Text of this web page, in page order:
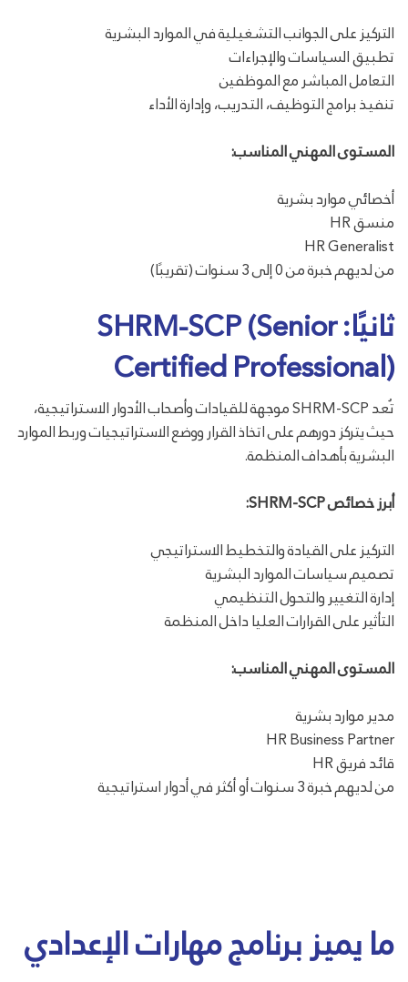
التركيز على الجوانب التشغيلية في الموارد البشرية
تطبيق السياسات والإجراءات
التعامل المباشر مع الموظفين
تنفيذ برامج التوظيف، التدريب، وإدارة الأداء
المستوى المهني المناسب:
أخصائي موارد بشرية
منسق HR
HR Generalist
من لديهم خبرة من 0 إلى 3 سنوات (تقريبًا)
ثانيًا: SHRM-SCP (Senior
Certified Professional)
تُعد SHRM-SCP موجهة للقيادات وأصحاب الأدوار الاستراتيجية،
حيث يتركز دورهم على اتخاذ القرار ووضع الاستراتيجيات وربط الموارد
البشرية بأهداف المنظمة.
أبرز خصائص SHRM-SCP:
التركيز على القيادة والتخطيط الاستراتيجي
تصميم سياسات الموارد البشرية
إدارة التغيير والتحول التنظيمي
التأثير على القرارات العليا داخل المنظمة
المستوى المهني المناسب:
مدير موارد بشرية
HR Business Partner
قائد فريق HR
من لديهم خبرة 3 سنوات أو أكثر في أدوار استراتيجية
ما يميز برنامج مهارات الإعدادي